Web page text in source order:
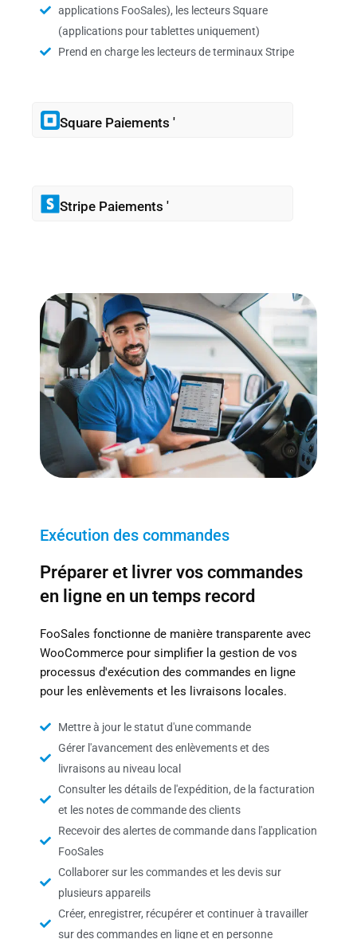
applications FooSales), les lecteurs Square
(applications pour tablettes uniquement)
Prend en charge les lecteurs de terminaux Stripe
Square Paiements '
Stripe Paiements '
Exécution des commandes
Préparer et livrer vos commandes
en ligne en un temps record
FooSales fonctionne de manière transparente avec
WooCommerce pour simplifier la gestion de vos
processus d'exécution des commandes en ligne
pour les enlèvements et les livraisons locales.
Mettre à jour le statut d'une commande
Gérer l'avancement des enlèvements et des
livraisons au niveau local
Consulter les détails de l'expédition, de la facturation
et les notes de commande des clients
Recevoir des alertes de commande dans l'application
FooSales
Collaborer sur les commandes et les devis sur
plusieurs appareils
Créer, enregistrer, récupérer et continuer à travailler
sur des commandes en ligne et en personne